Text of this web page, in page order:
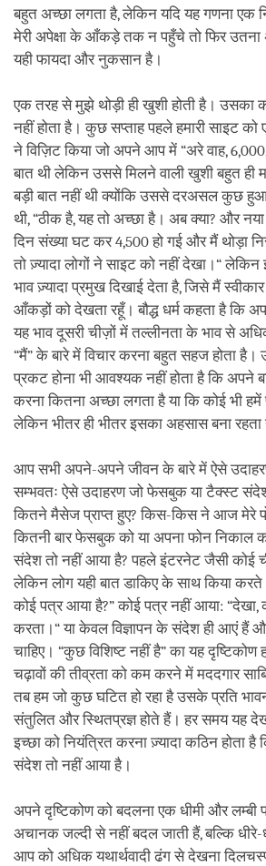
बहुत अच्छा लगता है, लेकिन यदि यह गणना एक
मेरी अपेक्षा के आँकड़े तक न पहुँचे तो फिर उतना
यही फायदा और नुकसान है।
एक तरह से मुझे थोड़ी ही खुशी होती है। उसका
नहीं होता है। कुछ सप्ताह पहले हमारी साइट को
ने विज़िट किया जो अपने आप में “अरे वाह,
बात थी लेकिन उससे मिलने वाली खुशी बहुत ही
बड़ी बात नहीं थी क्योंकि उससे दरअसल कुछ हुआ
थी, “ठीक है, यह तो अच्छा है। अब क्या? और
दिन संख्या घट कर 4,500 हो गई और मैं थोड़ा
तो ज़्यादा लोगों ने साइट को नहीं देखा।“
भाव ज़्यादा प्रमुख दिखाई देता है, जिसे मैं
आँकड़ों को देखता रहूँ। बौद्ध धर्म कहता है कि
यह भाव दूसरी चीज़ों में तल्लीनता के भाव से
“मैं” के बारे में विचार करना बहुत सहज होता
प्रकट होना भी आवश्यक नहीं होता है कि अपने
करना कितना अच्छा लगता है या कि कोई भी हमें
लेकिन भीतर ही भीतर इसका अहसास बना रहता
आप सभी अपने-अपने जीवन के बारे में ऐसे
सम्भवतः ऐसे उदाहरण जो फेसबुक या टैक्स्ट
कितने मैसेज प्राप्त हुए? किस-किस ने आज मेरे
कितनी बार फेसबुक को या अपना फोन निकाल
संदेश तो नहीं आया है? पहले इंटरनेट जैसी कोई
लेकिन लोग यही बात डाकिए के साथ किया
कोई पत्र आया है?” कोई पत्र नहीं आया:
करता।“ या केवल विज्ञापन के संदेश ही आएं हैं
चाहिए। “कुछ विशिष्ट नहीं है” का यह दृष्टिकोण
चढ़ावों की तीव्रता को कम करने में मददगार
तब हम जो कुछ घटित हो रहा है उसके प्रति
संतुलित और स्थितप्रज्ञ होते हैं। हर समय यह
इच्छा को नियंत्रित करना ज़्यादा कठिन होता है
संदेश तो नहीं आया है।
अपने दृष्टिकोण को बदलना एक धीमी और लम्बी
अचानक जल्दी से नहीं बदल जाती हैं, बल्कि
आप को अधिक यथार्थवादी ढंग से देखना